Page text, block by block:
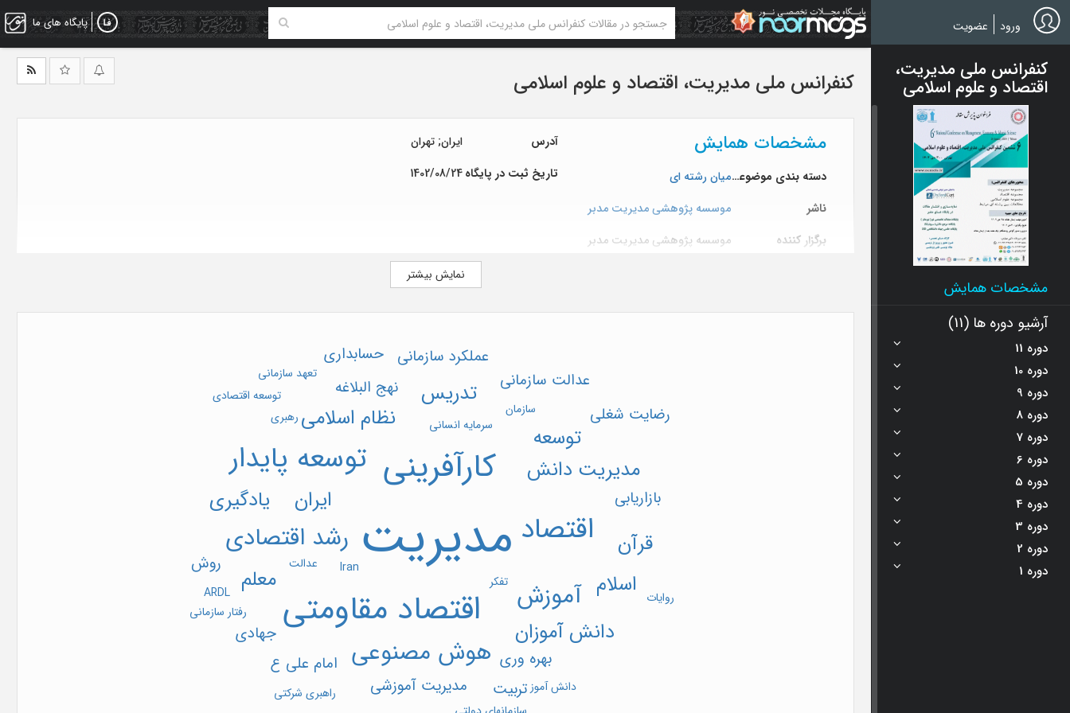
Skip
to
main
پایگاه های ما ورود عضویت
کنفرانس ملی مدیریت،
اقتصاد و علوم اسلامی
مشخصات همایش
آرشیو دوره ها (11)
دوره 11
دوره 10
دوره 9
دوره 8
دوره 7
دوره 6
دوره 5
دوره 4
دوره 3
دوره 2
دوره 1
کنفرانس ملی مدیریت، اقتصاد و علوم اسلامی
مشخصات همایش
دسته بندی موضوعیمیان رشته ای
ناشر
موسسه پژوهشي مديريت مدبر
برگزار کننده
موسسه پژوهشی مدیریت مدبر
آدرس
ایران; تهران
تاریخ ثبت در پایگاه1402/08/24
نمایش بیشتر
مدیریت
کارآفرینی
اقتصاد مقاومتی
اقتصاد
توسعه پایدار
رشد اقتصادی
آموزش
هوش مصنوعی
مدیریت دانش
نظام اسلامی
ایران
تدریس
توسعه
دانش آموزان
اسلام معلم
قرآن
یادگیری
نهج البلاغه
مدیریت آموزشی
عدالت سازمانی
عملکرد سازمانی
بازاریابی
بهره وری
تربیت
امام علی ع
جهادی
حسابداری
رضایت شغلی
روش
سرمایه انسانی
عدالت
سازمان
رفتار سازمانی
رهبری
روایات
دانش آموز راهبری شرکتی
توسعه اقتصادی
تعهد سازمانی
تفکر
ARDL
Iran